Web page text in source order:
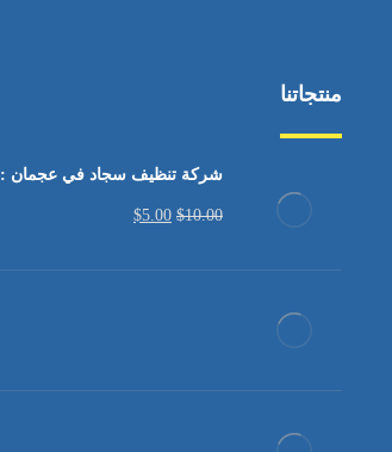
منتجاتنا
شركة تنظيف سجاد في عجمان :0551030483
$10.00
$5.00